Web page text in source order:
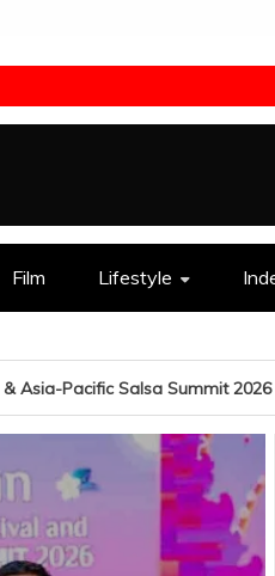
Film Lifestyle
Josh Holmes